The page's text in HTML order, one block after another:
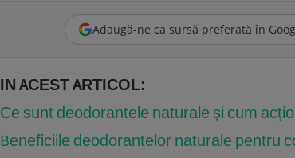
Adaugă-ne ca sursă preferată în
IN ACEST ARTICOL:
Ce sunt deodorantele naturale și cum
Beneficiile deodorantelor naturale pentru